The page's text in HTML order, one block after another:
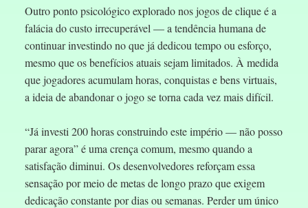
Outro ponto psicológico explorado nos jogos de clique é a
falácia do custo irrecuperável — a tendência humana de
continuar investindo no que já dedicou tempo ou esforço,
mesmo que os benefícios atuais sejam limitados. À medida
que jogadores acumulam horas, conquistas e bens virtuais,
a ideia de abandonar o jogo se torna cada vez mais difícil.
“Já investi 200 horas construindo este império — não posso
parar agora” é uma crença comum, mesmo quando a
satisfação diminui. Os desenvolvedores reforçam essa
sensação por meio de metas de longo prazo que exigem
dedicação constante por dias ou semanas. Perder um único